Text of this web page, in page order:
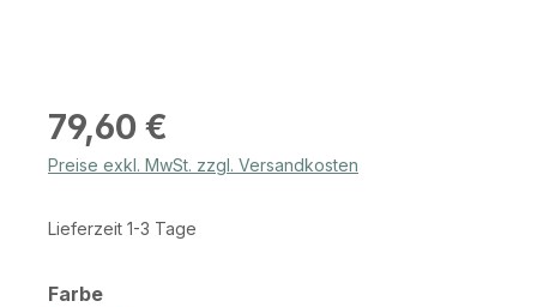
Regulärer Preis:
79,60 €
Preise exkl. MwSt. zzgl. Versandkosten
Lieferzeit 1-3 Tage
Farbeauswählen